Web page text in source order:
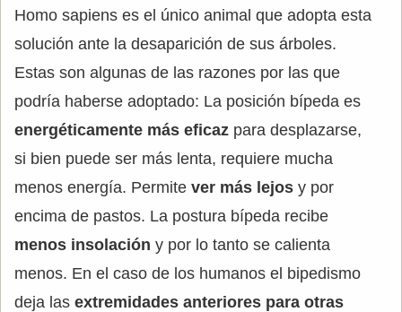
Homo sapiens es el único animal que adopta esta
solución ante la desaparición de sus árboles.
Estas son algunas de las razones por las que
podría haberse adoptado: La posición bípeda es
energéticamente más eficaz para desplazarse,
si bien puede ser más lenta, requiere mucha
menos energía. Permite ver más lejos y por
encima de pastos. La postura bípeda recibe
menos insolación y por lo tanto se calienta
menos. En el caso de los humanos el bipedismo
deja las extremidades anteriores para otras